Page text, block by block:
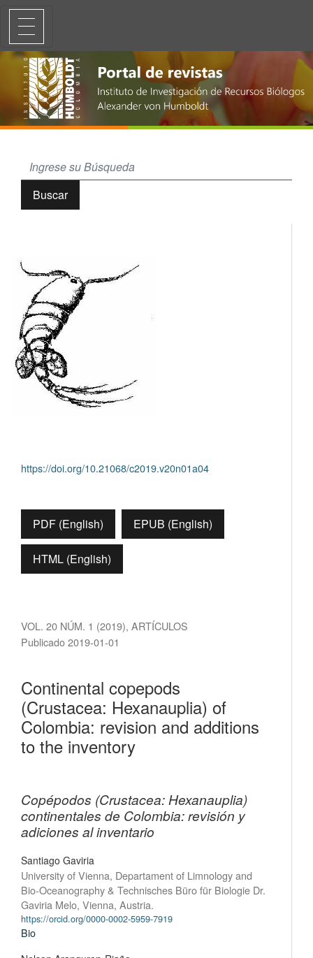
Copépodos (Crustacea: Hexanauplia) continentales de Colombia:
Buscar
https://doi.org/10.21068/c2019.v20n01a04
VOL. 20 NÚM. 1 (2019), ARTÍCULOS
Continental copepods
(Crustacea: Hexanauplia) of
Colombia: revision and additions
to the inventory
Copépodos (Crustacea: Hexanauplia)
continentales de Colombia: revisión y
adiciones al inventario
Publicado 2019-01-01
Santiago Gaviria
University of Vienna, Departament of Limnology and
Bio-Oceanography & Technisches Büro für Biologie Dr.
Gaviria Melo, Vienna, Austria.
https://orcid.org/0000-0002-5959-7919
Bio
PDF (English) EPUB (English)
HTML (English)